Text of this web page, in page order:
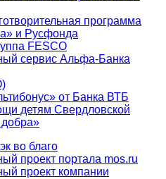
программа
и Русфонда
FESCO
сервис Альфа-Банка
от Банка ВТБ
детям Свердловской
добра»
во благо
проект портала mos.ru
проект компании